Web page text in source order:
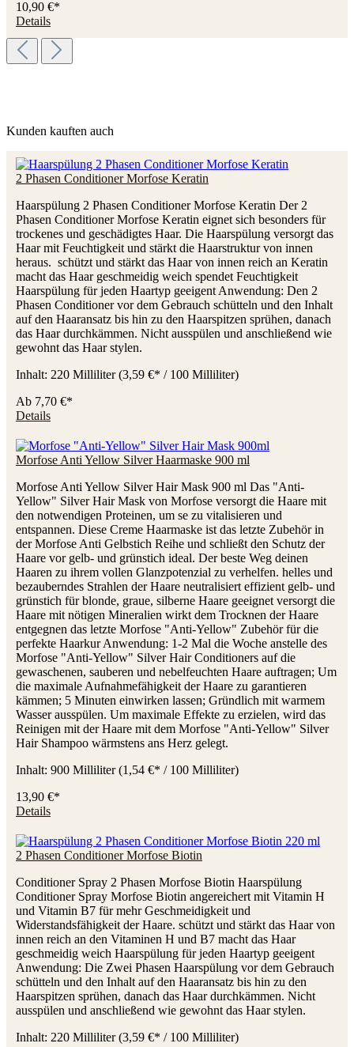
10,90 €*
Details
Kunden kauften auch
2 Phasen Conditioner Morfose Keratin
Haarspülung 2 Phasen Conditioner Morfose Keratin Der 2
Phasen Conditioner Morfose Keratin eignet sich besonders für
trockenes und geschädigtes Haar. Die Haarspülung versorgt das
Haar mit Feuchtigkeit und stärkt die Haarstruktur von innen
heraus. schützt und stärkt das Haar von innen reich an Keratin
macht das Haar geschmeidig weich spendet Feuchtigkeit
Haarspülung für jeden Haartyp geeigent Anwendung: Den 2
Phasen Conditioner vor dem Gebrauch schütteln und den Inhalt
auf den Haaransatz bis hin zu den Haarspitzen sprühen, danach
das Haar durchkämmen. Nicht ausspülen und anschließend wie
gewohnt das Haar stylen.
Inhalt: 220 Milliliter(3,59 €* / 100 Milliliter)
Ab 7,70 €*
Details
Morfose Anti Yellow Silver Haarmaske 900 ml
Morfose Anti Yellow Silver Hair Mask 900 ml Das "Anti-
Yellow" Silver Hair Mask von Morfose versorgt die Haare mit
den notwendigen Proteinen, um se zu vitalisieren und
entspannen. Diese Creme Haarmaske ist das letzte Zubehör in
der Morfose Anti Gelbstich Reihe und schließt den Schutz der
Haare vor gelb- und grünstich ideal. Der beste Weg deinen
Haaren zu ihrem vollen Glanzpotenzial zu verhelfen. helles und
bezauberndes Strahlen der Haare neutralisiert effizient gelb- und
grünstich für blonde, graue, silberne Haare geeignet versorgt die
Haare mit nötigen Mineralien wirkt dem Trocknen der Haare
entgegnen das letzte Morfose "Anti-Yellow" Zubehör für die
perfekte Haarkur Anwendung: 1-2 Mal die Woche anstelle des
Morfose "Anti-Yellow" Silver Hair Conditioners auf die
gewaschenen, sauberen und nebelfeuchten Haare auftragen; Um
die maximale Aufnahmefähigkeit der Haare zu garantieren
kämmen; 5 Minuten einwirken lassen; Gründlich mit warmem
Wasser ausspülen. Um maximale Effekte zu erzielen, wird das
Reinigen mit der Haare mit dem Morfose "Anti-Yellow" Silver
Hair Shampoo wärmstens ans Herz gelegt.
Inhalt: 900 Milliliter(1,54 €* / 100 Milliliter)
13,90 €*
Details
2 Phasen Conditioner Morfose Biotin
Conditioner Spray 2 Phasen Morfose Biotin Haarspülung
Conditioner Spray Morfose Biotin angereichert mit Vitamin H
und Vitamin B7 für mehr Geschmeidigkeit und
Widerstandsfähigkeit der Haare. schützt und stärkt das Haar von
innen reich an den Vitaminen H und B7 macht das Haar
geschmeidig weich Haarspülung für jeden Haartyp geeigent
Anwendung: Die Zwei Phasen Haarspülung vor dem Gebrauch
schütteln und den Inhalt auf den Haaransatz bis hin zu den
Haarspitzen sprühen, danach das Haar durchkämmen. Nicht
ausspülen und anschließend wie gewohnt das Haar stylen.
Inhalt: 220 Milliliter(3,59 €* / 100 Milliliter)